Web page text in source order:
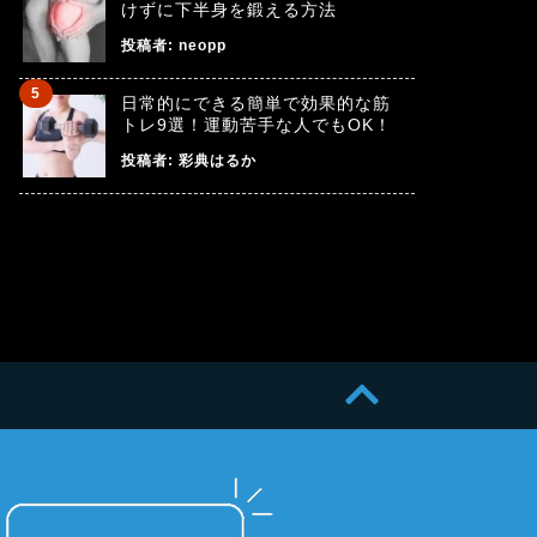
けずに下半身を鍛える方法
投稿者: neopp
日常的にできる簡単で効果的な筋
トレ9選！運動苦手な人でもOK！
投稿者: 彩典はるか